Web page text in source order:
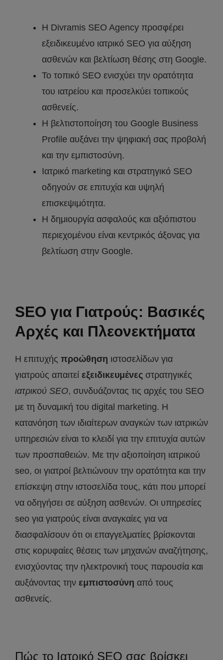
Η Divramis SEO Agency προσφέρει
εξειδικευμένο ιατρικό SEO για αύξηση
ασθενών και βελτίωση θέσης στη Google.
Το τοπικό SEO ενισχύει την ορατότητα
του ιατρείου και προσελκύει τοπικούς
ασθενείς.
Η βελτιστοποίηση του Google Business
Profile αυξάνει την ψηφιακή σας προβολή
και την εμπιστοσύνη.
Ιατρικό marketing και στρατηγικό SEO
οδηγούν σε επιτυχία και υψηλή
επισκεψιμότητα.
Η δημιουργία ασφαλούς και αξιόπιστου
περιεχομένου είναι κεντρικός άξονας για
βελτίωση στην Google.
SEO για Γιατρούς: Βασικές
Αρχές και Πλεονεκτήματα
Η επιτυχής προώθηση ιστοσελίδων για
γιατρούς απαιτεί εξειδικευμένες στρατηγικές
ιατρικού SEO, συνδυάζοντας τις αρχές του SEO
με τη δυναμική του digital marketing. Η
κατανόηση των ιδιαίτερων αναγκών των ιατρικών
υπηρεσιών είναι το κλειδί για την επιτυχία αυτών
των προσπαθειών. Με την αξιοποίηση ιατρικού
seo, οι γιατροί βελτιώνουν την ορατότητα και την
επίσκεψη στην ιστοσελίδα τους, κάτι που μπορεί
να οδηγήσει σε αύξηση ασθενών. Οι υπηρεσίες
seo για γιατρούς είναι αναγκαίες για να
διασφαλίσουν ότι οι επαγγελματίες βρίσκονται
στις κορυφαίες θέσεις των μηχανών αναζήτησης,
ενισχύοντας την ηλεκτρονική τους παρουσία και
αυξάνοντας την εμπιστοσύνη από τους
ασθενείς.
Πώς το Ιατρικό SEO σας βρίσκει